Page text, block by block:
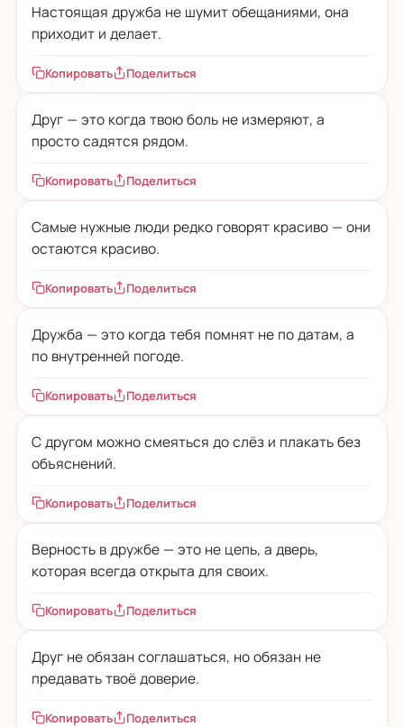
Настоящая дружба не шумит обещаниями, она
приходит и делает.
Копировать Поделиться
Друг — это когда твою боль не измеряют, а
просто садятся рядом.
Копировать Поделиться
Самые нужные люди редко говорят красиво — они
остаются красиво.
Копировать Поделиться
Дружба — это когда тебя помнят не по датам, а
по внутренней погоде.
Копировать Поделиться
С другом можно смеяться до слёз и плакать без
объяснений.
Копировать Поделиться
Верность в дружбе — это не цепь, а дверь,
которая всегда открыта для своих.
Копировать Поделиться
Друг не обязан соглашаться, но обязан не
предавать твоё доверие.
Копировать Поделиться